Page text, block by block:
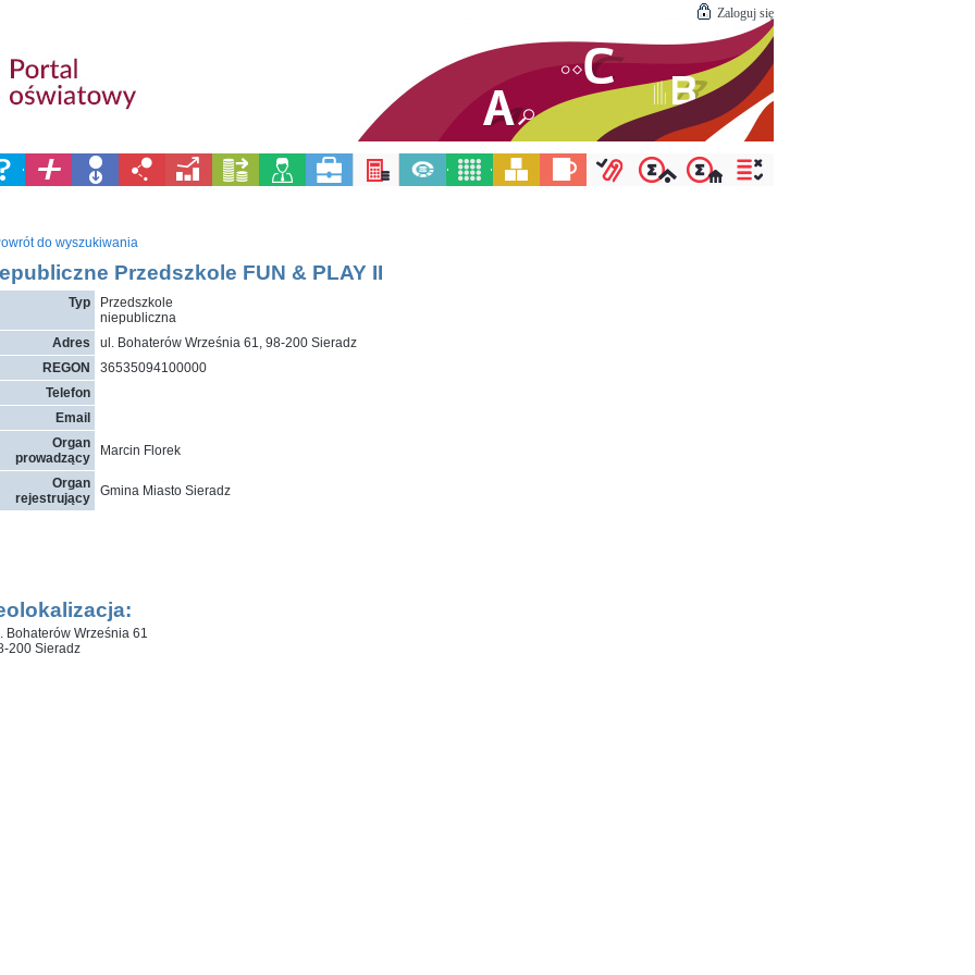
Zaloguj się
do wyszukiwania
Przedszkole FUN & PLAY II
Typ
Przedszkole
niepubliczna
Adres
ul. Bohaterów Września 61, 98-200 Sieradz
REGON
36535094100000
Telefon
Email
Organ
prowadzący
Marcin Florek
Organ
rejestrujący
Gmina Miasto Sieradz
Bohaterów Września 61
200 Sieradz